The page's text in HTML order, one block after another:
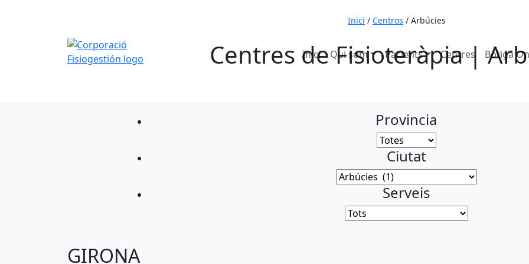
Inici Qui som Pacients Centres Botiga
Inici / Centros / Arbúcies
Centres de Fisioteràpia |
Provincia
Ciutat
Serveis
GIRONA